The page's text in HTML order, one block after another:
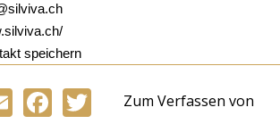
speichern
Email FacebookTwitterZum Verfassen von